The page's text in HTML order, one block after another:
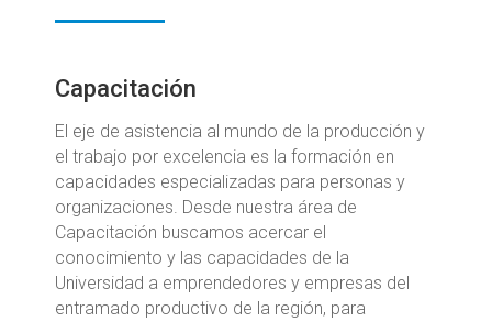
Capacitación
El eje de asistencia al mundo de la producción y
el trabajo por excelencia es la formación en
capacidades especializadas para personas y
organizaciones. Desde nuestra área de
Capacitación buscamos acercar el
conocimiento y las capacidades de la
Universidad a emprendedores y empresas del
entramado productivo de la región, para